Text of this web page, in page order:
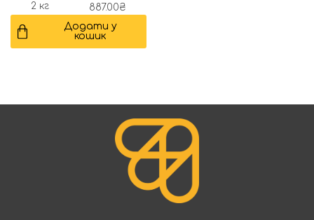
2 кг 887.00₴
Додати у
кошик